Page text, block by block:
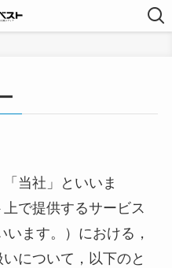
「当社」といいま
で提供するサービス
います。）における，
について，以下のと